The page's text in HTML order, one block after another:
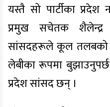
यस्तै सो पार्टीका
प्रमुख सचेतक शैलेन्द्र
सांसदहरूले कूल तलबको
लेबीका रूपमा
प्रदेश सांसद छन् ।